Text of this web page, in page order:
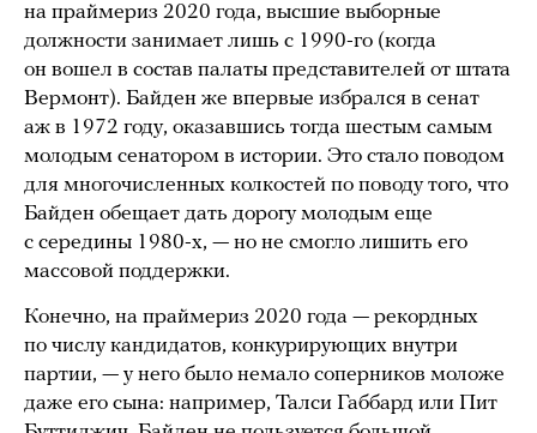
на праймериз 2020 года, высшие выборные
должности занимает лишь с 1990-го (когда
он вошел в состав палаты представителей от штата
Вермонт). Байден же впервые избрался в сенат
аж в 1972 году, оказавшись тогда шестым самым
молодым сенатором в истории. Это стало поводом
для многочисленных колкостей по поводу того, что
Байден обещает дать дорогу молодым еще
с середины 1980-х, — но не смогло лишить его
массовой поддержки.
Конечно, на праймериз 2020 года — рекордных
по числу кандидатов, конкурирующих внутри
партии, — у него было немало соперников моложе
даже его сына: например, Талси Габбард или Пит